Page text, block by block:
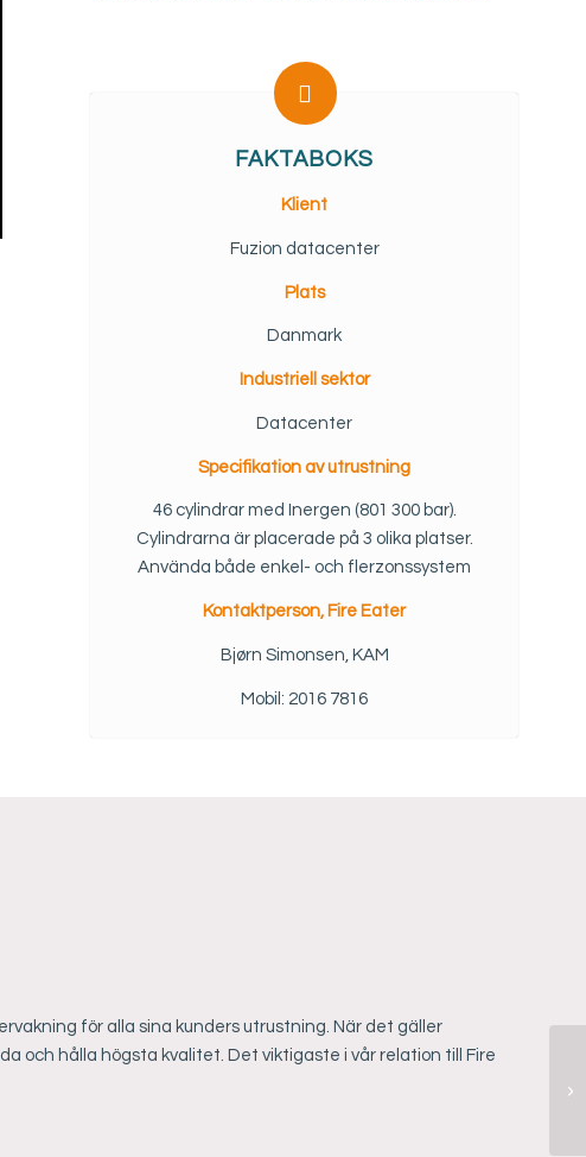
FAKTABOKS
Klient
Fuzion datacenter
Plats
Danmark
Industriell sektor
Datacenter
Specifikation av utrustning
46 cylindrar med Inergen (801 300 bar).
Cylindrarna är placerade på 3 olika platser.
Använda både enkel- och flerzonssystem
Kontaktperson, Fire Eater
Bjørn Simonsen, KAM
Mobil: 2016 7816
för alla sina kunders utrustning. När det gäller
och hålla högsta kvalitet. Det viktigaste i vår relation till Fire